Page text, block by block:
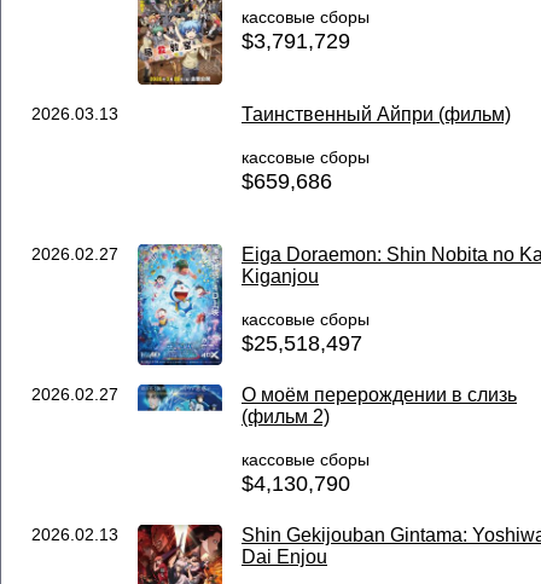
кассовые сборы
$3,791,729
2026.03.13 Таинственный Айпри (фильм)
кассовые сборы
$659,686
2026.02.27
Eiga Doraemon: Shin Nobita no
Kiganjou
кассовые сборы
$25,518,497
2026.02.27
О моём перерождении в слизь
(фильм 2)
кассовые сборы
$4,130,790
2026.02.13
Shin Gekijouban Gintama:
Dai Enjou